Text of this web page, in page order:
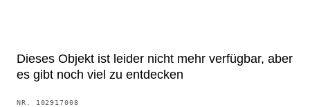
Dieses Objekt ist leider nicht mehr verfügbar, aber
es gibt noch viel zu entdecken
NR. 102917008